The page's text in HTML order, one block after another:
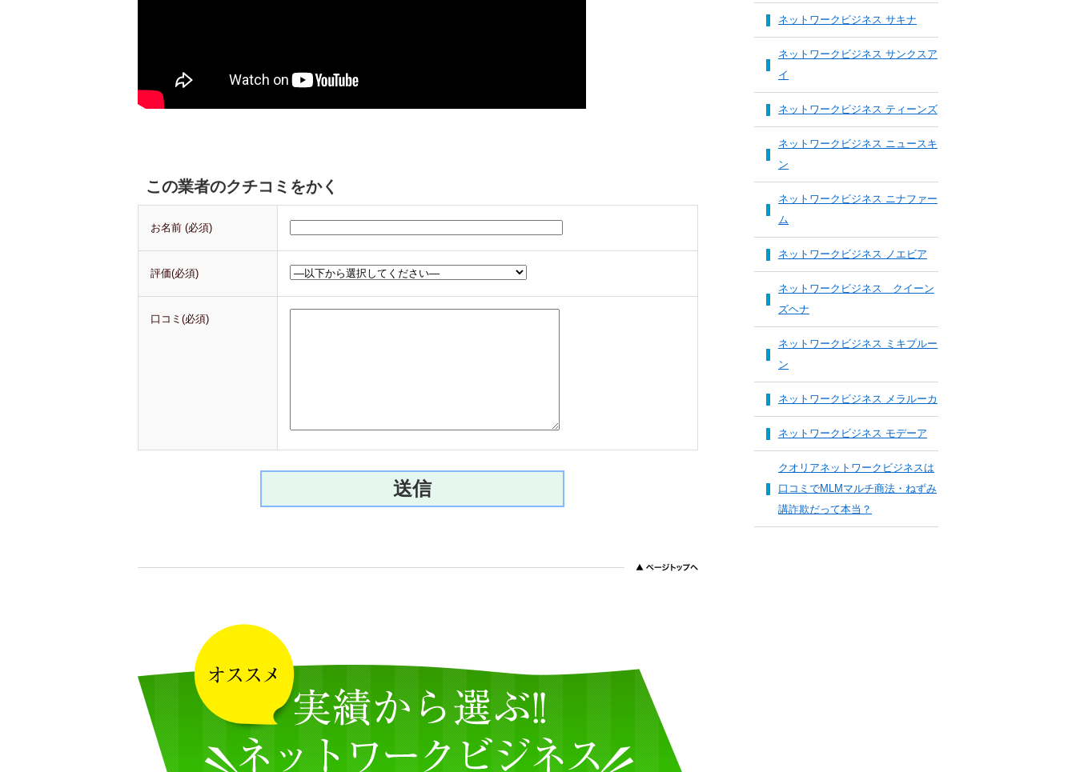
この業者のクチコミをかく
お名前 (必須)
評価(必須)
口コミ(必須)
ネットワークビジネス サキナ
ネットワークビジネス サンクスア
イ
ネットワークビジネス ティーンズ
ネットワークビジネス ニュースキ
ン
ネットワークビジネス ニナファー
ム
ネットワークビジネス ノエビア
ネットワークビジネス クイーン
ズヘナ
ネットワークビジネス ミキプルー
ン
ネットワークビジネス メラルーカ
ネットワークビジネス モデーア
クオリアネットワークビジネスは
口コミでMLMマルチ商法・ねずみ
講詐欺だって本当？